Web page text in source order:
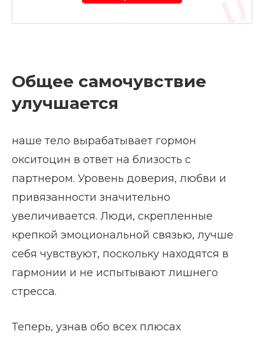
Общее самочувствие
улучшается
наше тело вырабатывает гормон
окситоцин в ответ на близость с
партнером. Уровень доверия, любви и
привязанности значительно
увеличивается. Люди, скрепленные
крепкой эмоциональной связью, лучше
себя чувствуют, поскольку находятся в
гармонии и не испытывают лишнего
стресса.
Теперь, узнав обо всех плюсах